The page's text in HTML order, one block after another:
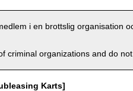
i en brottslig organisation
criminal organizations and do
Karts]